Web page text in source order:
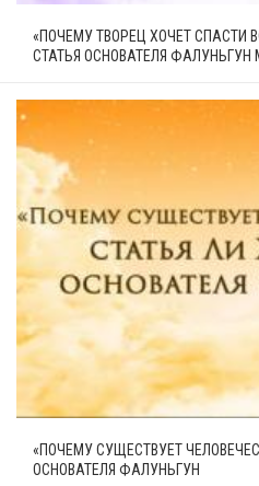
«ПОЧЕМУ ТВОРЕЦ ХОЧЕТ СПАСТИ
СТАТЬЯ ОСНОВАТЕЛЯ
«ПОЧЕМУ СУЩЕСТВУЕТ
ОСНОВАТЕЛЯ ФАЛУНЬГУН